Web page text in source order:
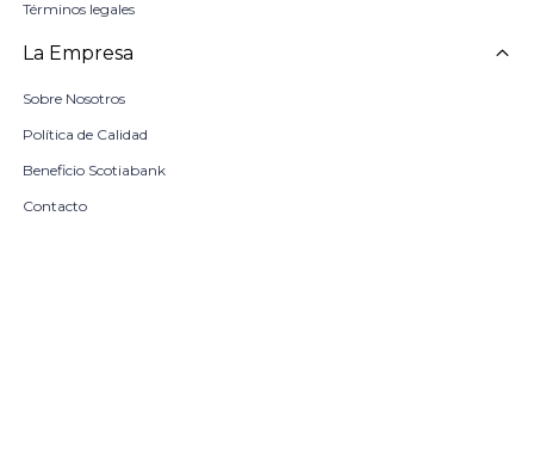
Términos legales
La Empresa
Sobre Nosotros
Política de Calidad
Beneficio Scotiabank
Contacto